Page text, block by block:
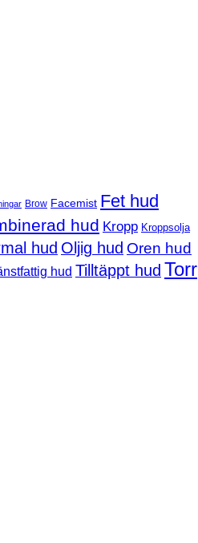
Brow Facemist Fet hud
hud Kropp Kroppsolja
hud Oljig hud Oren hud
hud Tilltäppt hud Torr